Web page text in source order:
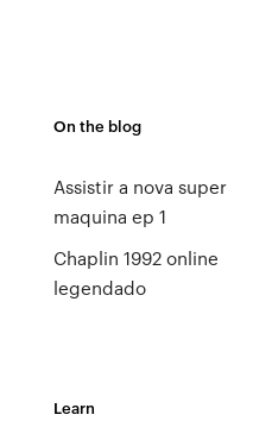
On the blog
Assistir a nova super
maquina ep 1
Chaplin 1992 online
legendado
Learn